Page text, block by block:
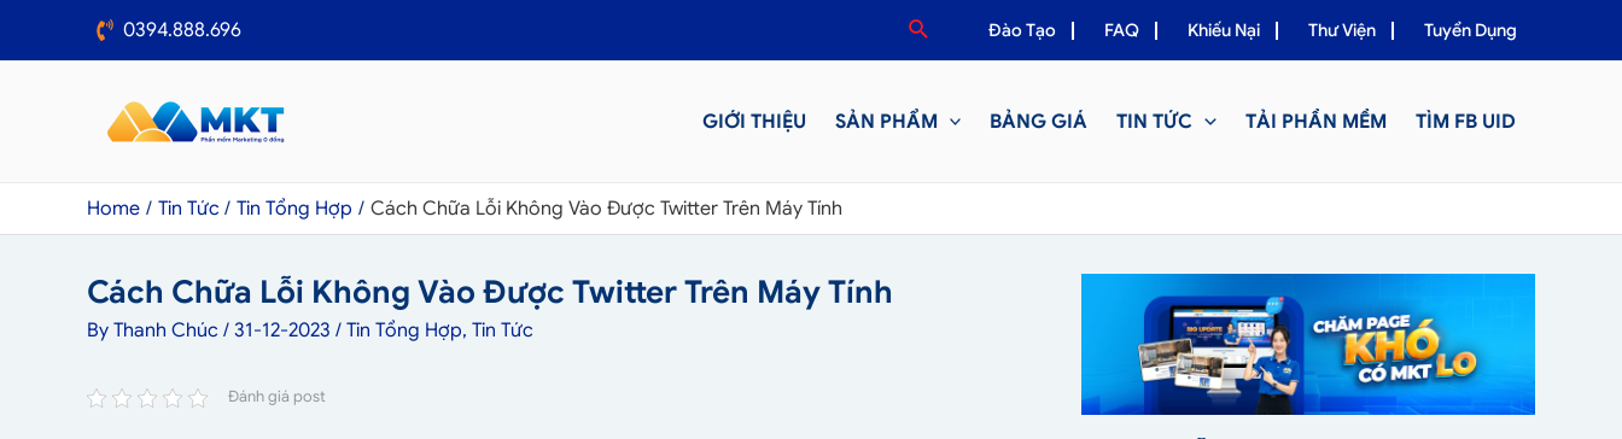
0394.888.696 Đào Tạo FAQ Khiếu Nại Thư Viện Tuyển Dụng
GIỚI THIỆU SẢN PHẨM BẢNG GIÁ TIN TỨC TẢI PHẦN MỀM TÌM FB UID
Home Tin Tức Tin Tổng Hợp Cách Chữa Lỗi Không Vào Được Twitter Trên Máy Tính
Cách Chữa Lỗi Không Vào Được Twitter Trên Máy Tính
By Thanh Chúc / 31-12-2023 / Tin Tổng Hợp, Tin Tức
Đánh giá post